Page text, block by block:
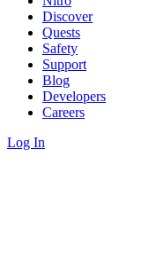
Discover
Quests
Safety
Support
Blog
Developers
Careers
Log In